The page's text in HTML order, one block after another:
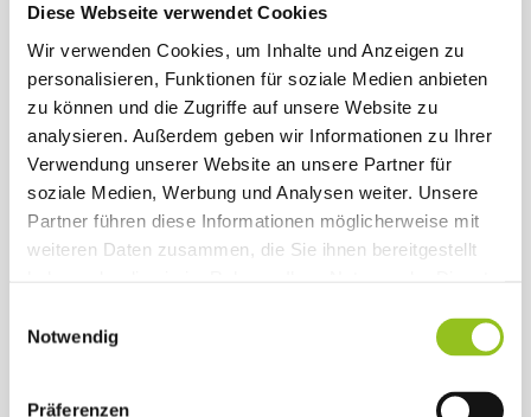
Diese Webseite verwendet Cookies
Wir verwenden Cookies, um Inhalte und Anzeigen zu
personalisieren, Funktionen für soziale Medien anbieten
zu können und die Zugriffe auf unsere Website zu
analysieren. Außerdem geben wir Informationen zu Ihrer
Verwendung unserer Website an unsere Partner für
soziale Medien, Werbung und Analysen weiter. Unsere
Partner führen diese Informationen möglicherweise mit
weiteren Daten zusammen, die Sie ihnen bereitgestellt
Notwendig
Präferenzen
darauf an und ich werde euch weitere
Übungsmöglichkeiten zeigen…!
Meine Erfahrung in der Arbeit rund um die
Trainingsplanung unserer Damen, die ihre
Figur verbessern wollen, zeigt mir, dass
genau jene ihr Ziel erreichen, die sichan die
anfangs erklärten Regeln halten. Also,
Laufband, oder langweiliges Zirkeltraining